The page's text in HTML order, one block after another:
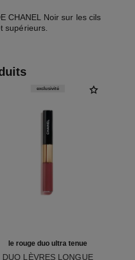
CHANEL Noir sur les cils
supérieurs.
le rouge duo ultra tenue
DUO LÈVRES LONGUE
exclusivité